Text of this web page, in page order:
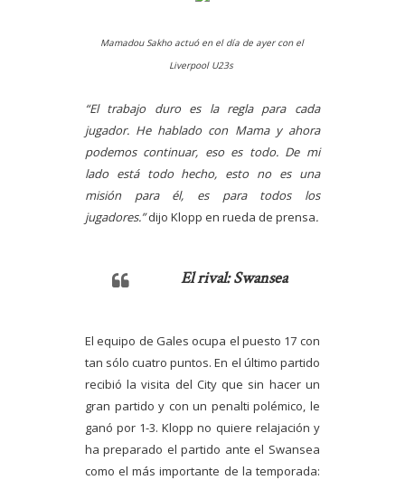
Mamadou Sakho actuó en el día de ayer con el
Liverpool U23s
“El trabajo duro es la regla para cada
jugador. He hablado con Mama y ahora
podemos continuar, eso es todo. De mi
lado está todo hecho, esto no es una
misión para él, es para todos los
jugadores.”dijo Klopp en rueda de prensa.
El rival: Swansea
El equipo de Gales ocupa el puesto 17 con
tan sólo cuatro puntos. En el último partido
recibió la visita del City que sin hacer un
gran partido y con un penalti polémico, le
ganó por 1-3. Klopp no quiere relajación y
ha preparado el partido ante el Swansea
como el más importante de la temporada: